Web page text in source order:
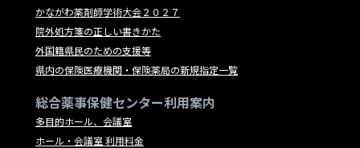
かながわ薬剤師学術大会２０２７
院外処方箋の正しい書きかた
外国籍県民のための支援等
県内の保険医療機関・保険薬局の新規指定一覧
総合薬事保健センター利用案内
多目的ホール、会議室
ホール・会議室 利用料金